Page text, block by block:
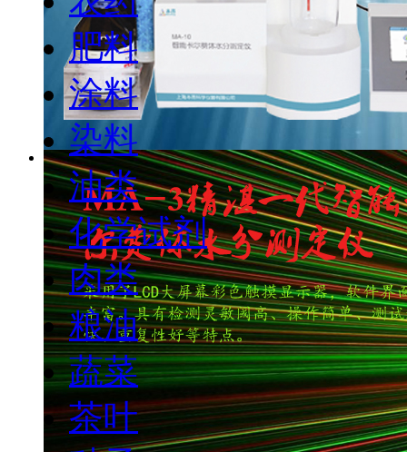
肥料
涂料
染料
油类
化学试剂
肉类
粮油
蔬菜
茶叶